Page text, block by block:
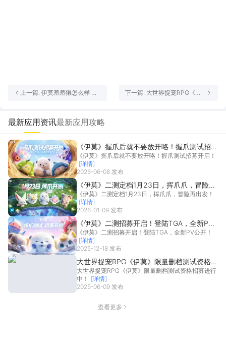
上一篇: 伊莫羞羞獭怎么样 伊
下一篇: 大世界捉宠RPG《伊
最新应用资讯最新应用攻略
《伊莫》握爪后就不要放开咯！握爪测试招募
开启！
《伊莫》握爪后就不要放开咯！握爪测试招募开启！
[详情]
2026-06-08 发布
《伊莫》二测定档1月23日，挥爪爪，冒险再
出发！
《伊莫》二测定档1月23日，挥爪爪，冒险再出发！
[详情]
2026-01-09 发布
《伊莫》二测招募开启！登陆TGA，全新PV
公开！
《伊莫》二测招募开启！登陆TGA，全新PV公开！
[详情]
2025-12-18 发布
大世界捉宠RPG《伊莫》限量删档测试资格招
募进行中！
大世界捉宠RPG《伊莫》限量删档测试资格招募进行
中！
[详情]
2025-06-09 发布
查看更多